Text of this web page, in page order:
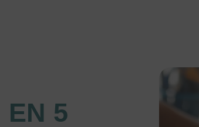
EN 5